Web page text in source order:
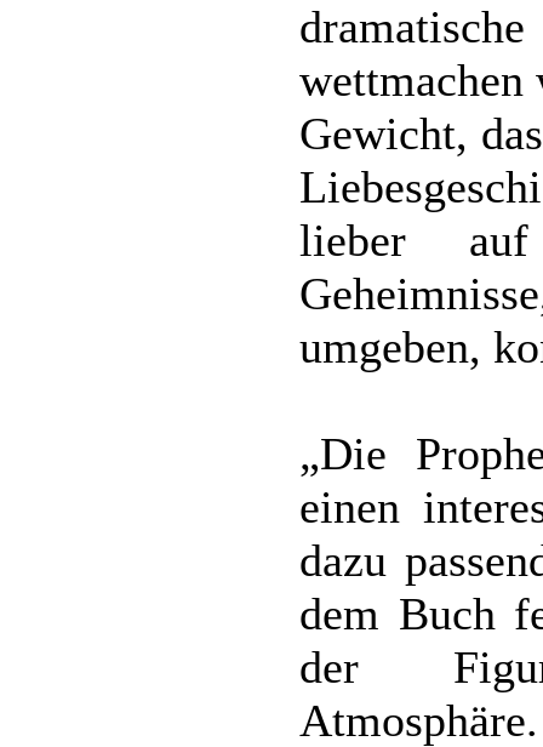
Gewicht,
lieber
umgeben,
„Die
einen
dazu
dem Buch
der
Atmosphäre.